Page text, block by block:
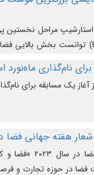
استارشیپ مراحل
جدید با موفقیت از آن
نام‌گذاری ماه‌نورد
آغاز یک مسابقه برای
هفته جهانی فضا در
موضوع هفته
در حوزه تجارت و